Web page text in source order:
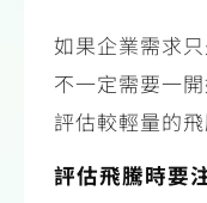
如果企業需求
不一定需要一
評估較輕量的
評估飛騰時要